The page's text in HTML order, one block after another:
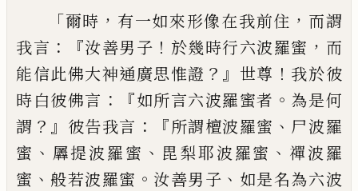
「爾時 ， 有一如來形像在我前住 ， 而謂
我言 ：『汝善男子 ！ 於幾時行六波羅蜜 ， 而
能信此佛大神通廣思惟證 ？』 世尊 ！ 我於彼
時白彼佛言 ：『如所言六波羅蜜者 。 為是何
謂 ？』 彼告我言 ：『所謂檀波羅蜜 、 尸波羅
蜜 、 羼提波羅蜜 、 毘梨耶波羅蜜 、 禪波羅
蜜 、 般若波羅蜜 。 汝善男子 、 如是名為六波